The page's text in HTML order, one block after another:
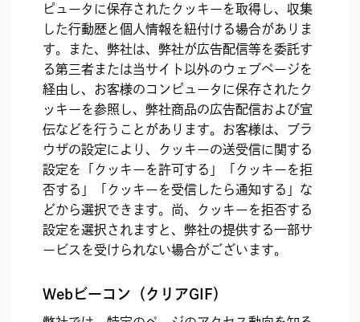
ピュータに保存されたクッキーを取得し、収集
した行動歴と個人情報を紐付ける場合がありま
す。また、弊社は、弊社が広告配信等を委託す
る第三者または当サイト以外のウェブページを
経由し、お客様のコンピュータに保存されたク
ッキーを参照し、弊社商品の広告配信および宣
伝などを行うことがあります。お客様は、ブラ
ウザの設定により、クッキーの送受信に関する
設定を「クッキーを許可する」「クッキーを拒
否する」「クッキーを受信したら通知する」な
どから選択できます。尚、クッキーを拒否する
設定を選択されますと、弊社の提供する一部サ
ービスを受けられない場合がございます。
Webビーコン（クリアGIF）